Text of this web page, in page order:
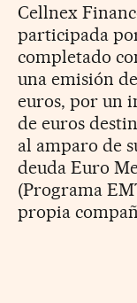
Cellnex
participada
completado
una emisión
euros, por un
de euros
al amparo de
deuda Euro
(Programa
propia